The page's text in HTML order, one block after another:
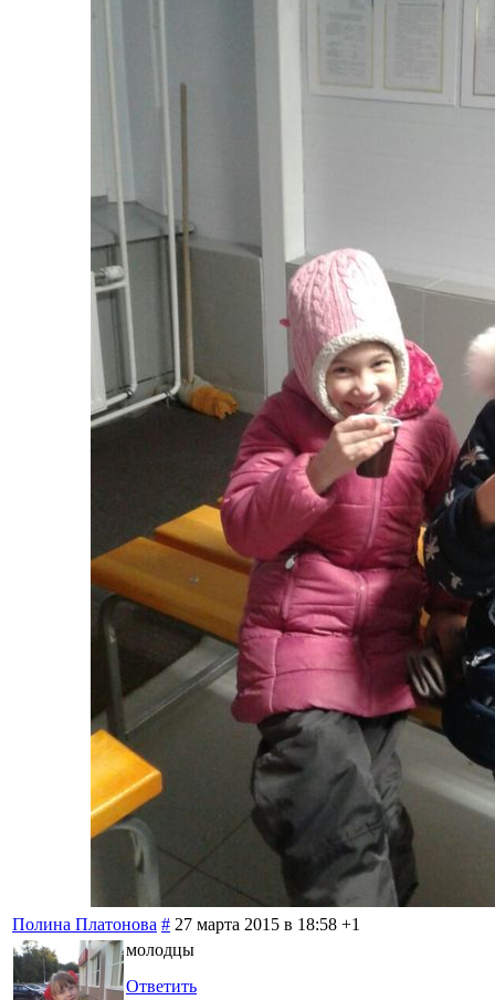
Полина Платонова # 27 марта 2015 в 18:58 +1
молодцы
Ответить